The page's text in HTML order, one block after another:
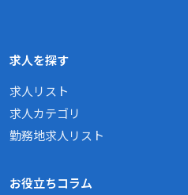
求人を探す
求人リスト
求人カテゴリ
勤務地求人リスト
お役立ちコラム